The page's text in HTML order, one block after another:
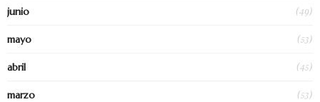
junio (49)
mayo (53)
abril (45)
marzo (53)